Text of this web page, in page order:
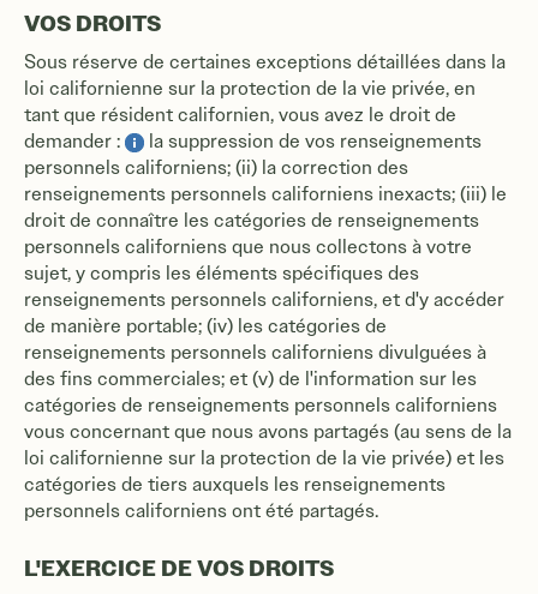
VOS DROITS
Sous réserve de certaines exceptions détaillées dans la
loi californienne sur la protection de la vie privée, en
tant que résident californien, vous avez le droit de
demander :
la suppression de vos renseignements
personnels californiens; (ii) la correction des
renseignements personnels californiens inexacts; (iii) le
droit de connaître les catégories de renseignements
personnels californiens que nous collectons à votre
sujet, y compris les éléments spécifiques des
renseignements personnels californiens, et d'y accéder
de manière portable; (iv) les catégories de
renseignements personnels californiens divulguées à
des fins commerciales; et (v) de l'information sur les
catégories de renseignements personnels californiens
vous concernant que nous avons partagés (au sens de la
loi californienne sur la protection de la vie privée) et les
catégories de tiers auxquels les renseignements
personnels californiens ont été partagés.
L'EXERCICE DE VOS DROITS